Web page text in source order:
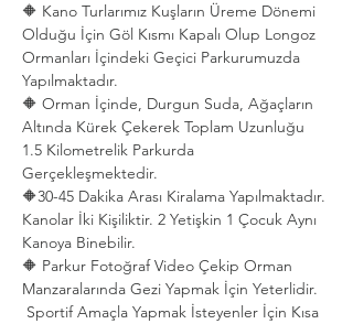
🔶 Kano Turlarımız Kuşların Üreme Dönemi
Olduğu İçin Göl Kısmı Kapalı Olup Longoz
Ormanları İçindeki Geçici Parkurumuzda
Yapılmaktadır.
🔶 Orman İçinde, Durgun Suda, Ağaçların
Altında Kürek Çekerek Toplam Uzunluğu
1.5 Kilometrelik Parkurda
Gerçekleşmektedir.
🔶30-45 Dakika Arası Kiralama Yapılmaktadır.
Kanolar İki Kişiliktir. 2 Yetişkin 1 Çocuk Aynı
Kanoya Binebilir.
🔶 Parkur Fotoğraf Video Çekip Orman
Manzaralarında Gezi Yapmak İçin Yeterlidir.
Sportif Amaçla Yapmak İsteyenler İçin Kısa